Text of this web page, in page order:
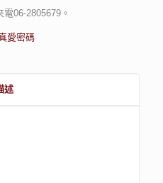
電06-2805679。
愛密碼
述